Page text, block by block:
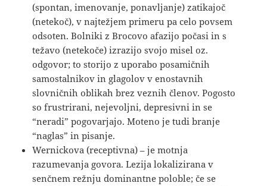
(spontan, imenovanje, ponavljanje) zatikajoč
(netekoč), v najtežjem primeru pa celo povsem
odsoten. Bolniki z Brocovo afazijo počasi in s
težavo (netekoče) izrazijo svojo misel oz.
odgovor; to storijo z uporabo posamičnih
samostalnikov in glagolov v enostavnih
slovničnih oblikah brez veznih členov. Pogosto
so frustrirani, nejevoljni, depresivni in se
“neradi” pogovarjajo. Moteno je tudi branje
“naglas” in pisanje.
Wernickova (receptivna) – je motnja
razumevanja govora. Lezija lokalizirana v
senčnem režnju dominantne poloble; če se